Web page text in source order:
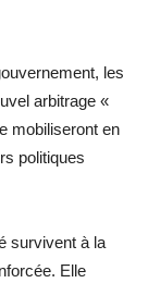
les
arbitrage «
mobiliseront en
politiques
survivent à la
Elle